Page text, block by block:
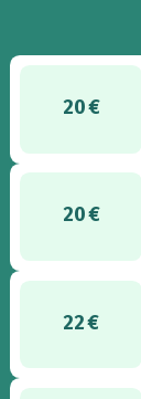
20 €
20 €
22 €